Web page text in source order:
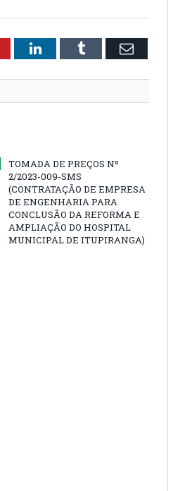
LinkedInTumblr Email
TOMADA DE PREÇOS Nº
2/2023-009-SMS
(CONTRATAÇÃO DE EMPRESA
DE ENGENHARIA PARA
CONCLUSÃO DA REFORMA E
AMPLIAÇÃO DO HOSPITAL
MUNICIPAL DE ITUPIRANGA)